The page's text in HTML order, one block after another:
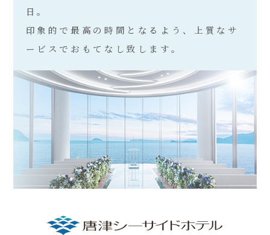
日。
印象的で最高の時間となるよう、
上質なサ
ービスでおもてなし致します。